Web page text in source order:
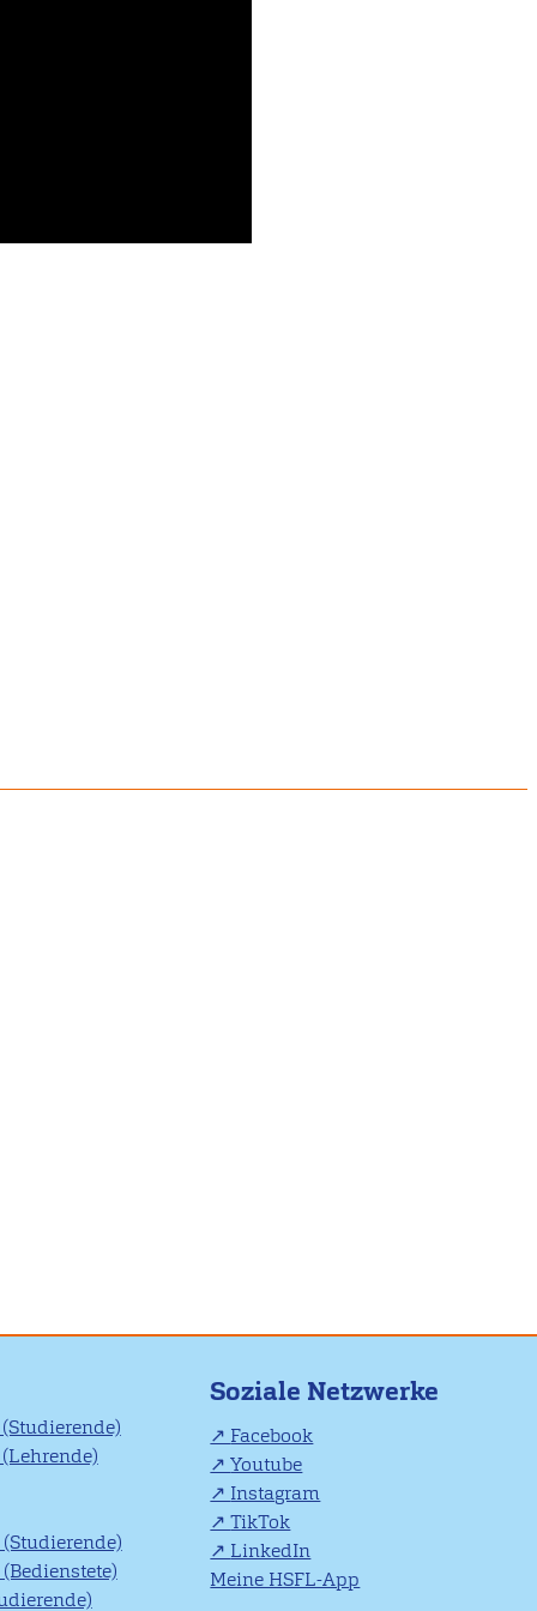
Soziale Netzwerke
Facebook
Youtube
Instagram
TikTok
LinkedIn
Meine HSFL-App